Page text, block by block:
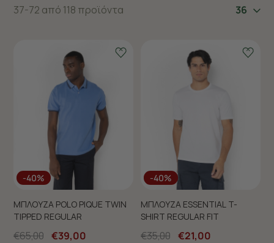
37-72 από 118 προϊόντα 36
-40%
ΜΠΛΟΥΖΑ POLO PIQUE TWIN
TIPPED REGULAR
€65,00 €39,00
-40%
ΜΠΛΟΥΖΑ ESSENTIAL T-
SHIRT REGULAR FIT
€35,00 €21,00